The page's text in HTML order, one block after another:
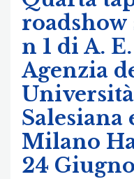
n 1 di A.
Agenzia
Salesiana
Milano
24